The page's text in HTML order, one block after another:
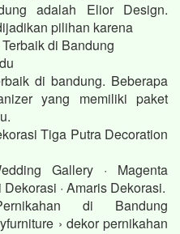
adalah Elior Design.
pilihan karena
di Bandung
di bandung. Beberapa
yang memiliki paket
Tiga Putra Decoration
Gallery · Magenta
· Amaris Dekorasi.
di Bandung
› dekor pernikahan